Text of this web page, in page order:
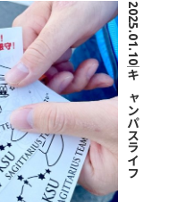
2025.01.10
｜
キャンパスライフ